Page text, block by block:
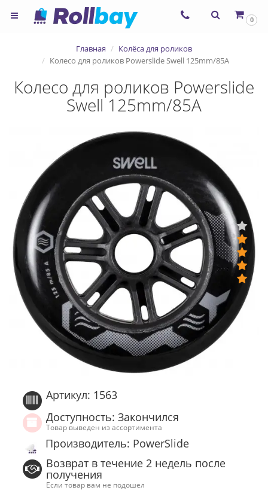
0
Главная
Колёса для роликов
Колесо для роликов Powerslide Swell 125mm/85A
Колесо для роликов Powerslide
Swell 125mm/85A
Артикул: 1563
Доступность: Закончился
Товар выведен из ассортимента
Производитель: PowerSlide
Возврат в течение 2 недель после
получения
Если товар вам не подошел
×
Согласие на использование
сервиса ЯНДЕКС.МЕТРИКА и